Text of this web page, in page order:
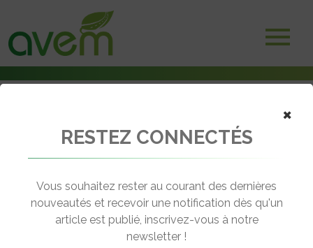
Le nouveau Hyundai Nexo électrique à pile hydrogène arrive
← Revenir aux actualités
×
RESTEZ CONNECTÉS
Vous souhaitez rester au courant des dernières
nouveautés et recevoir une notification dès qu'un
article est publié, inscrivez-vous à notre
newsletter !